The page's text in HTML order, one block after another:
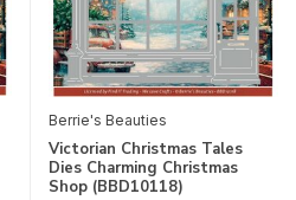
Berrie's Beauties
Victorian Christmas Tales
Dies Charming Christmas
Shop (BBD10118)